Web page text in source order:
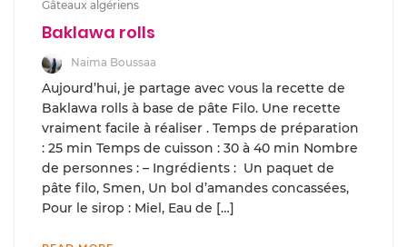
Gâteaux algériens
Baklawa rolls
Naima Boussaa
Aujourd’hui, je partage avec vous la recette de
Baklawa rolls à base de pâte Filo. Une recette
vraiment facile à réaliser . Temps de préparation
: 25 min Temps de cuisson : 30 à 40 min Nombre
de personnes : – Ingrédients : Un paquet de
pâte filo, Smen, Un bol d’amandes concassées,
Pour le sirop : Miel, Eau de […]